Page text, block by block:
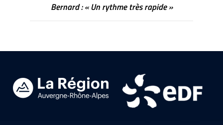
Bernard : « Un rythme très rapide »